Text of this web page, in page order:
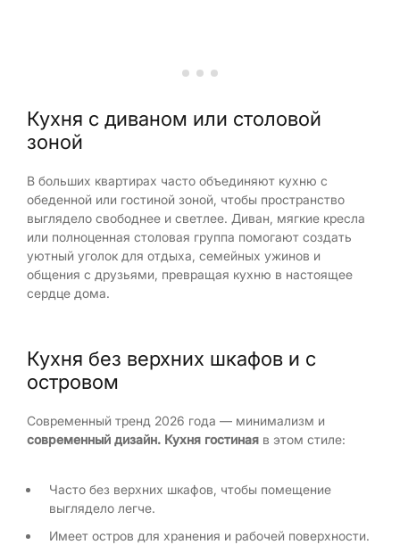
Кухня с диваном или столовой
зоной
В больших квартирах часто объединяют кухню с
обеденной или гостиной зоной, чтобы пространство
выглядело свободнее и светлее. Диван, мягкие кресла
или полноценная столовая группа помогают создать
уютный уголок для отдыха, семейных ужинов и
общения с друзьями, превращая кухню в настоящее
сердце дома.
Кухня без верхних шкафов и с
островом
Современный тренд 2026 года — минимализм и
современный дизайн. Кухня гостиная в этом стиле:
Часто без верхних шкафов, чтобы помещение
выглядело легче.
Имеет остров для хранения и рабочей поверхности.